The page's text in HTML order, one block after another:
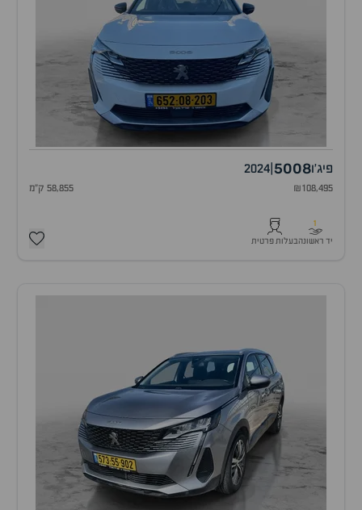
פיג'ו5008
2024
₪108,495 58,855 ק"מ
1
יד ראשונהבעלות פרטית